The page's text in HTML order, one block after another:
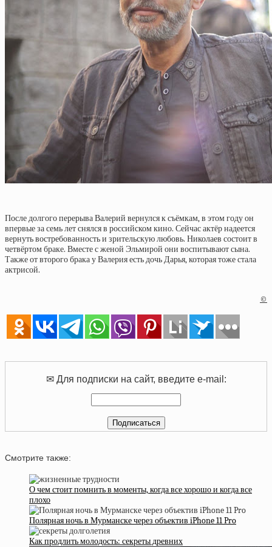
После долгого перерыва Валерий вернулся к съёмкам, в этом году он
впервые за семь лет снялся в российском кино. Сейчас актёр надеется
вернуть востребованность и зрительскую любовь. Николаев состоит в
четвёртом браке. Вместе с женой Эльмирой они воспитывают сына.
Также от второго брака у Валерия есть дочь Дарья, которая тоже стала
актрисой.
©
✉ Для подписки на сайт, введите e-mail:
Смотрите также:
О чем стоит помнить в моменты, когда все хорошо и когда все
плохо
Полярная ночь в Мурманске через объектив iPhone 11 Pro
Как продлить молодость: секреты древних